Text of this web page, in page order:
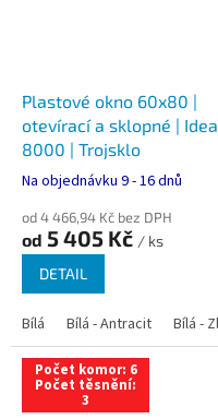
Plastové okno 60x80 |
otevírací a sklopné |
8000 | Trojsklo
Na objednávku 9 - 16 dnů
od 4 466,94 Kč bez DPH
od 5 405 Kč / ks
DETAIL
Bílá Bílá - Antracit Bílá -
Počet komor: 6
Počet těsnění:
3